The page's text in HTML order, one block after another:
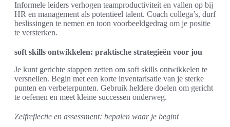
Informele leiders verhogen teamproductiviteit en vallen op bij
HR en management als potentieel talent. Coach collega’s, durf
beslissingen te nemen en toon voorbeeldgedrag om je positie
te versterken.
soft skills ontwikkelen: praktische strategieën voor jou
Je kunt gerichte stappen zetten om soft skills ontwikkelen te
versnellen. Begin met een korte inventarisatie van je sterke
punten en verbeterpunten. Gebruik heldere doelen om gericht
te oefenen en meet kleine successen onderweg.
Zelfreflectie en assessment: bepalen waar je begint